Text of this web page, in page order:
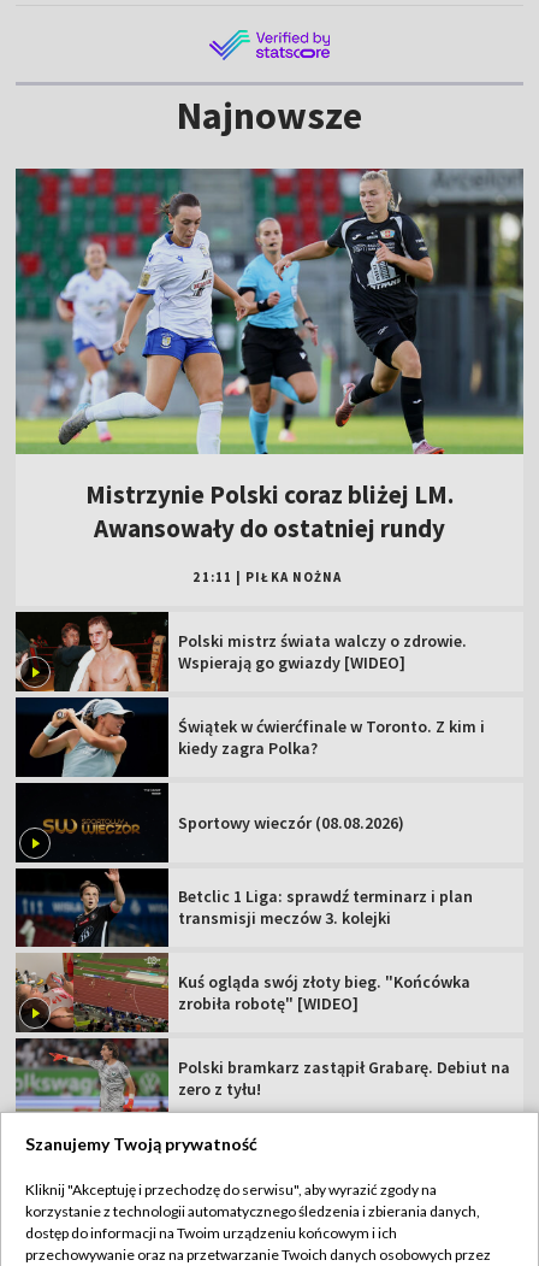
Najnowsze
Mistrzynie Polski coraz bliżej LM.
Awansowały do ostatniej rundy
21:11 PIŁKA NOŻNA
Polski mistrz świata walczy o zdrowie.
Wspierają go gwiazdy [WIDEO]
Świątek w ćwierćfinale w Toronto. Z kim i
kiedy zagra Polka?
Sportowy wieczór (08.08.2026)
Betclic 1 Liga: sprawdź terminarz i plan
transmisji meczów 3. kolejki
Kuś ogląda swój złoty bieg. "Końcówka
zrobiła robotę" [WIDEO]
Polski bramkarz zastąpił Grabarę. Debiut na
zero z tyłu!
TVP
Abonament TVP
Regulamin TVP
Szanujemy Twoją prywatność
Kliknij "Akceptuję i przechodzę do serwisu", aby wyrazić zgody na
korzystanie z technologii automatycznego śledzenia i zbierania danych,
dostęp do informacji na Twoim urządzeniu końcowym i ich
przechowywanie oraz na przetwarzanie Twoich danych osobowych przez